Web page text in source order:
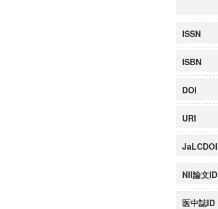
ISSN
ISBN
DOI
URI
JaLCDOI
NII論文ID
医中誌ID